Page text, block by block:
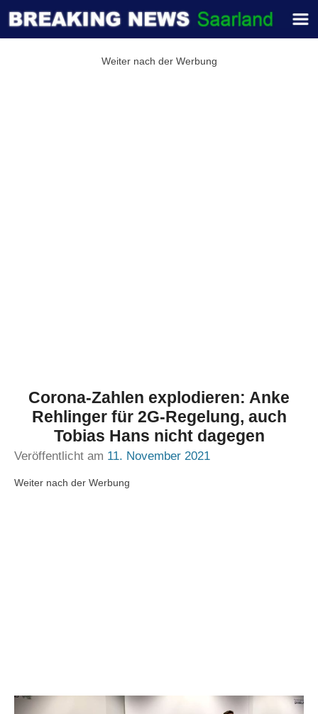
Weiter nach der Werbung
Corona-Zahlen explodieren: Anke
Rehlinger für 2G-Regelung, auch
Tobias Hans nicht dagegen
Veröffentlicht am 11. November 2021
Weiter nach der Werbung